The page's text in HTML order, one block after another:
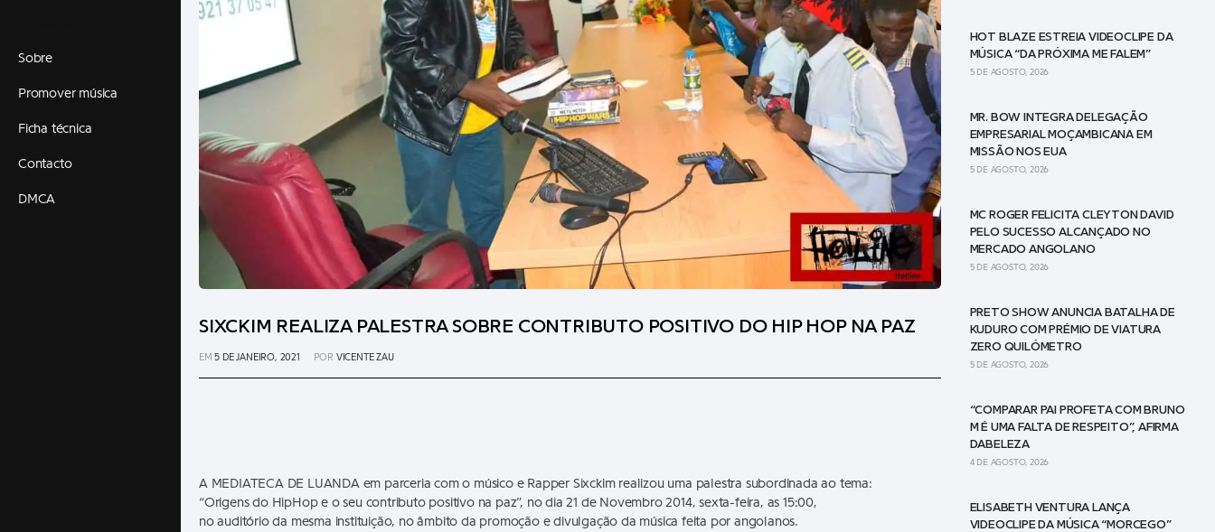
Sobre
Promover música
Ficha técnica
Contacto
DMCA
SIXCKIM REALIZA PALESTRA SOBRE CONTRIBUTO POSITIVO DO HIP HOP NA PAZ
EM5 DE JANEIRO, 2021 POR VICENTE ZAU
A MEDIATECA DE LUANDA em parceria com o músico e Rapper Sixckim realizou uma palestra subordinada ao tema:
“Origens do HipHop e o seu contributo positivo na paz”, no dia 21 de Novembro 2014, sexta-feira, as 15:00,
no auditório da mesma instituição, no âmbito da promoção e divulgação da música feita por angolanos.
HOT BLAZE ESTREIA VIDEOCLIPE DA
MÚSICA “DA PRÓXIMA ME FALEM”
5 DE AGOSTO, 2026
MR. BOW INTEGRA DELEGAÇÃO
EMPRESARIAL MOÇAMBICANA EM
MISSÃO NOS EUA
5 DE AGOSTO, 2026
MC ROGER FELICITA CLEYTON DAVID
PELO SUCESSO ALCANÇADO NO
MERCADO ANGOLANO
5 DE AGOSTO, 2026
PRETO SHOW ANUNCIA BATALHA DE
KUDURO COM PRÉMIO DE VIATURA
ZERO QUILÓMETRO
5 DE AGOSTO, 2026
“COMPARAR PAI PROFETA COM BRUNO
M É UMA FALTA DE RESPEITO”, AFIRMA
DABELEZA
4 DE AGOSTO, 2026
ELISABETH VENTURA LANÇA
VIDEOCLIPE DA MÚSICA “MORCEGO”